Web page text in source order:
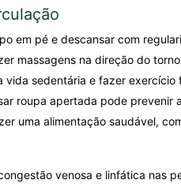
em pé e descansar com
massagens na direção do
vida sedentária e fazer exercício
roupa apertada pode prevenir
uma alimentação saudável,
venosa e linfática nas